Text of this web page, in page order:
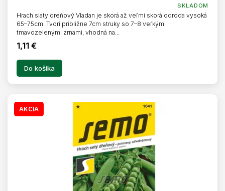
SKLADOM
1,11 €
Do košíka
Hrach siaty dreňový Vladan je skorá až veľmi skorá odroda vysoká
65–75cm. Tvorí približne 7cm struky so 7–8 veľkými
tmavozelenými zrnami, vhodná na...
AKCIA